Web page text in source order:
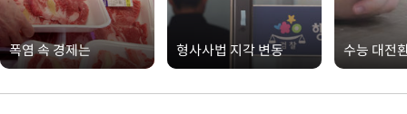
폭염 속 경제는 형사사법 지각 변동 수능 대전